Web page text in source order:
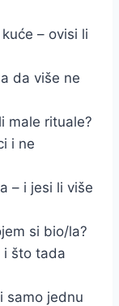
– ovisi li
da više ne
male rituale?
i ne
– i jesi li više
si bio/la?
i što tada
samo jednu